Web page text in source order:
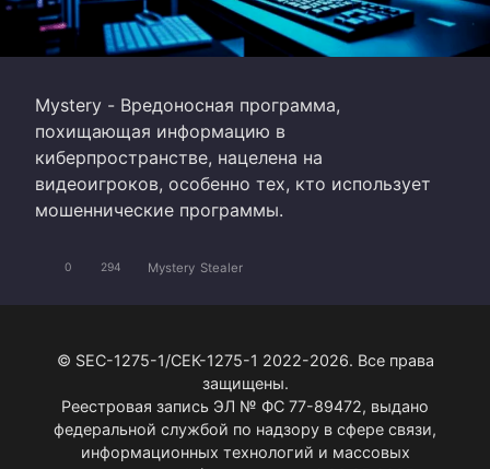
Mystery - Вредоносная программа,
похищающая информацию в
киберпространстве, нацелена на
видеоигроков, особенно тех, кто использует
мошеннические программы.
0 294 Mystery Stealer
© SEC-1275-1/СЕК-1275-1 2022-2026. Все права
защищены.
Реестровая запись ЭЛ № ФС 77-89472, выдано
федеральной службой по надзору в сфере связи,
информационных технологий и массовых